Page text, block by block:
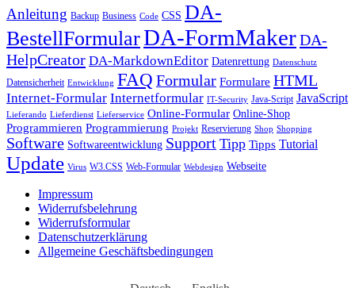
Anleitung Backup Business Code CSS DA-
BestellFormularDA-FormMakerDA-
HelpCreator DA-MarkdownEditor Datenrettung Datenschutz
Datensicherheit Entwicklung FAQ Formular Formulare HTML
Internet-Formular Internetformular IT-Security Java-Script JavaScript
Lieferando Lieferdienst Lieferservice Online-Formular Online-Shop
Programmieren Programmierung Projekt Reservierung Shop Shopping
Software Softwareentwicklung Support Tipp Tipps Tutorial
Update Virus W3.CSS Web-Formular Webdesign Webseite
Impressum
Widerrufsbelehrung
Widerrufsformular
Datenschutzerklärung
Allgemeine Geschäftsbedingungen